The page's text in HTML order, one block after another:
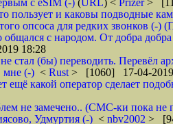
с еSIM (-) (URL) < Prizer>
пользует и каковы подводные
опсоса для редких звонков (-)
с народом. От добра
18:28
стал (бы) переводить. Перевёл
мне (-) < Rust > [1060] 17-04-
ещё какой оператор сделает
не замечено.. (СМС-ки пока
Удмуртия (-) < nbv2002 >